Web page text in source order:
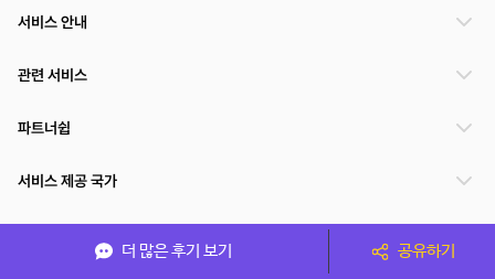
더 많은 후기 보기 공유하기
서비스 안내
관련 서비스
파트너쉽
서비스 제공 국가
(주)NSPACE 사업자정보